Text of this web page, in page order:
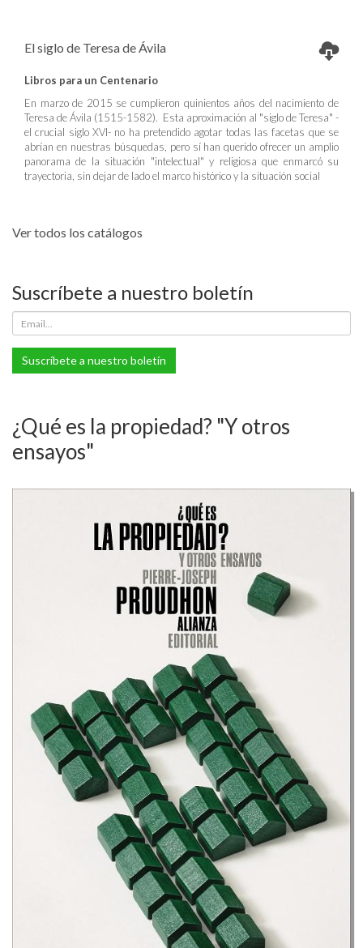
El siglo de Teresa de Ávila
Libros para un Centenario
En marzo de 2015 se cumplieron quinientos años del nacimiento de
Teresa de Ávila (1515-1582). Esta aproximación al "siglo de Teresa" -
el crucial siglo XVI- no ha pretendido agotar todas las facetas que se
abrían en nuestras búsquedas, pero sí han querido ofrecer un amplio
panorama de la situación "intelectual" y religiosa que enmarcó su
trayectoria, sin dejar de lado el marco histórico y la situación social
Ver todos los catálogos
Suscríbete a nuestro boletín
Suscríbete a nuestro boletín
¿Qué es la propiedad? "Y otros
ensayos"